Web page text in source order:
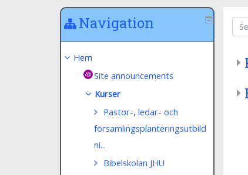
Search
Navigation
Hem
Site announcements
Kurser
Pastor-, ledar- och
församlingsplanteringsutbild
ni...
Bibelskolan JHU